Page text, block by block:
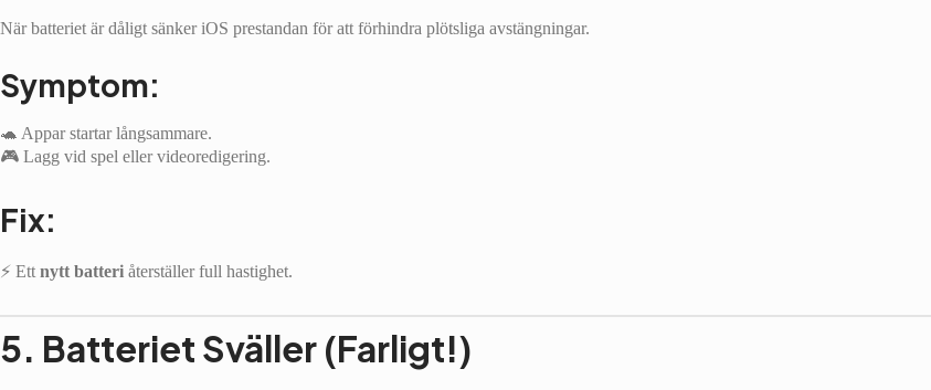
När batteriet är dåligt sänker iOS prestandan för att förhindra plötsliga avstängningar.
Symptom:
🐢 Appar startar långsammare.
🎮 Lagg vid spel eller videoredigering.
Fix:
⚡ Ett nytt batteri återställer full hastighet.
5. Batteriet Sväller (Farligt!)